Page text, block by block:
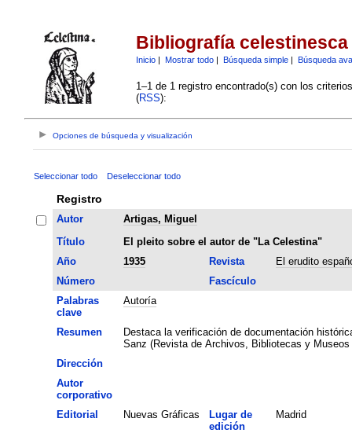
Bibliografía celestinesca
Inicio| Mostrar todo| Búsqueda simple| Búsqueda
1–1 de 1 registro encontrado(s) con los
(RSS):
Opciones de búsqueda y visualización
Seleccionar todo Deseleccionar todo
Registro
Autor
Artigas, Miguel
Título
El pleito sobre el autor de "La Celestina"
Año
1935 Revista
El erudito
Número
Fascículo
Palabras
clave
Autoría
Resumen
Destaca la verificación de documentación
Sanz (Revista de Archivos, Bibliotecas y Museos
Dirección
Autor
corporativo
Editorial
Nuevas Gráficas
Lugar de
edición
Madrid